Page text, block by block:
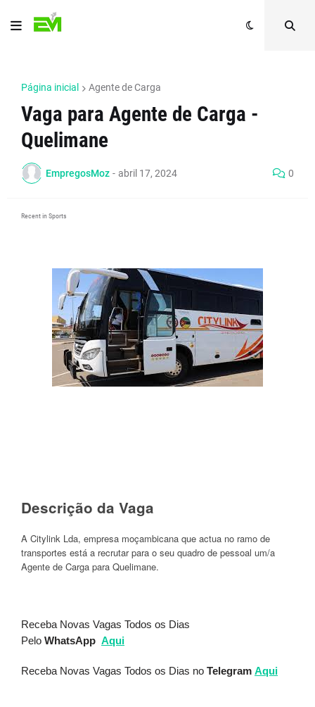
Página inicial Agente de Carga
Vaga para Agente de Carga -
Quelimane
EmpregosMoz - abril 17, 2024 0
Recent in Sports
Descrição da Vaga
A Citylink Lda, empresa moçambicana que actua no ramo de
transportes está a recrutar para o seu quadro de pessoal um/a
Agente de Carga para Quelimane.
Receba Novas Vagas Todos os Dias
Pelo WhatsApp Aqui
Receba Novas Vagas Todos os Dias no Telegram Aqui